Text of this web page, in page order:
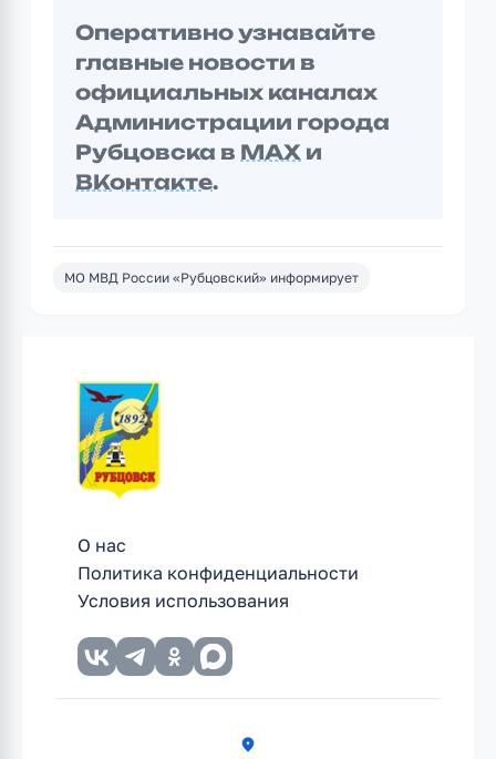
Оперативно узнавайте
главные новости в
официальных каналах
Администрации города
Рубцовска в MAX и
ВКонтакте.
МО МВД России «Рубцовский» информирует
О нас
Политика конфиденциальности
Условия использования